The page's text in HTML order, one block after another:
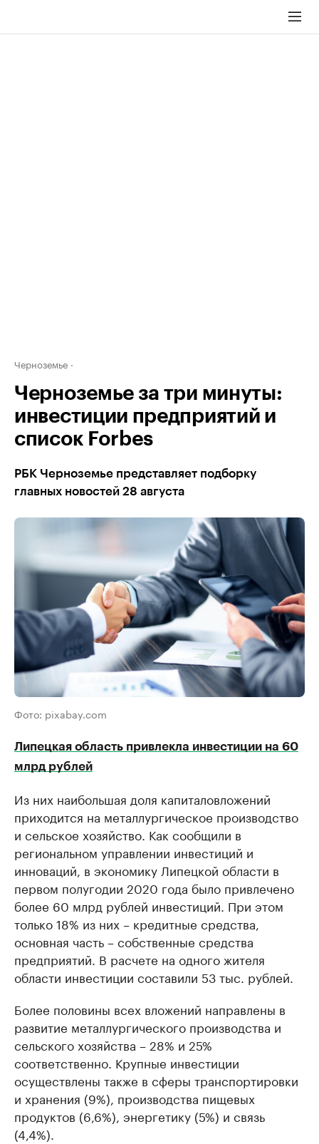
Черноземье
Черноземье за три минуты:
инвестиции предприятий и
список Forbes
РБК Черноземье представляет подборку
главных новостей 28 августа
Фото: pixabay.com
Липецкая область привлекла инвестиции на 60
млрд рублей
Из них наибольшая доля капиталовложений
приходится на металлургическое производство
и сельское хозяйство. Как сообщили в
региональном управлении инвестиций и
инноваций, в экономику Липецкой области в
первом полугодии 2020 года было привлечено
более 60 млрд рублей инвестиций. При этом
только 18% из них – кредитные средства,
основная часть – собственные средства
предприятий. В расчете на одного жителя
области инвестиции составили 53 тыс. рублей.
Более половины всех вложений направлены в
развитие металлургического производства и
сельского хозяйства – 28% и 25%
соответственно. Крупные инвестиции
осуществлены также в сферы транспортировки
и хранения (9%), производства пищевых
продуктов (6,6%), энергетику (5%) и связь
(4,4%).